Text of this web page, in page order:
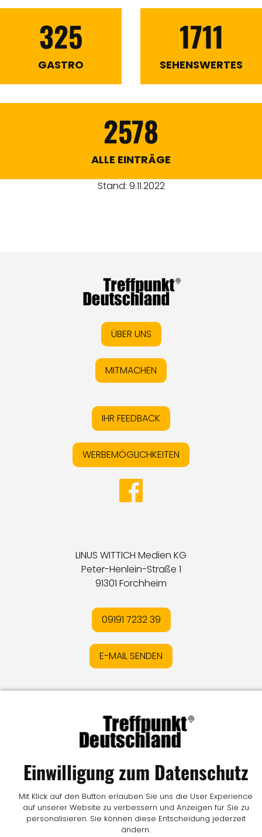
325
GASTRO
1711
SEHENSWERTES
2578
ALLE EINTRÄGE
Stand: 9.11.2022
ÜBER UNS
MITMACHEN
IHR FEEDBACK
WERBEMÖGLICHKEITEN
LINUS WITTICH Medien KG
Peter-Henlein-Straße 1
91301 Forchheim
09191 7232 39
E-MAIL SENDEN
MediadatenIKontaktIVertrag widerrufen
Einwilligung zum Datenschutz
Mit Klick auf den Button erlauben Sie uns die User Experience
auf unserer Website zu verbessern und Anzeigen für Sie zu
personalisieren. Sie können diese Entscheidung jederzeit
ändern.